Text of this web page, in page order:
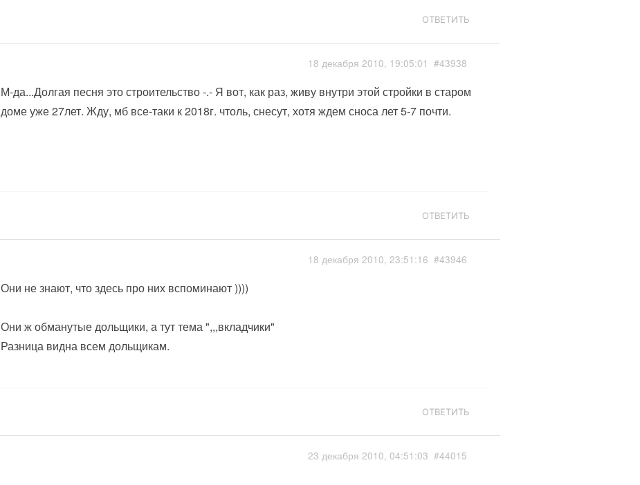
ОТВЕТИТЬ
18 декабря 2010, 19:05:01 #43938
М-да...Долгая песня это строительство -.- Я вот, как раз, живу внутри этой стройки в старом
доме уже 27лет. Жду, мб все-таки к 2018г. чтоль, снесут, хотя ждем сноса лет 5-7 почти.
ОТВЕТИТЬ
18 декабря 2010, 23:51:16 #43946
Они не знают, что здесь про них вспоминают ))))
Они ж обманутые дольщики, а тут тема ",,,вкладчики"
Разница видна всем дольщикам.
ОТВЕТИТЬ
23 декабря 2010, 04:51:03 #44015